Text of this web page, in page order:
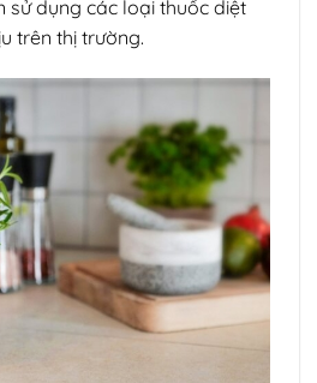
sử dụng các loại thuốc diệt
trên thị trường.